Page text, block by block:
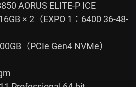
AORUS ELITE-P ICE
× 2（EXPO 1：6400 36-48-
（PCIe Gen4 NVMe）